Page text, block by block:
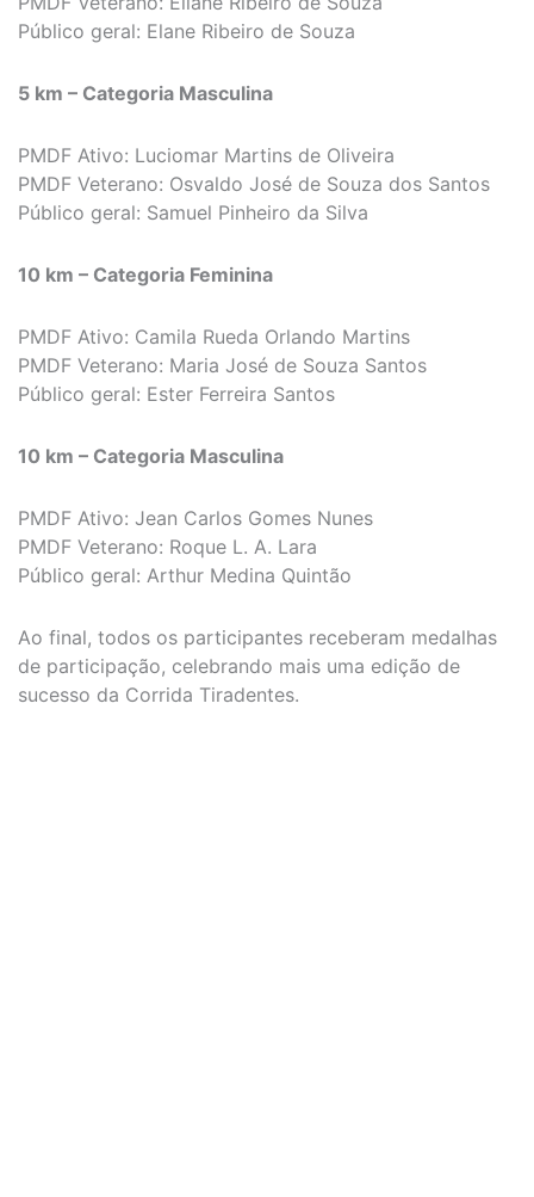
Público geral: Elane Ribeiro de Souza
5 km – Categoria Masculina
PMDF Ativo: Luciomar Martins de Oliveira
PMDF Veterano: Osvaldo José de Souza dos Santos
Público geral: Samuel Pinheiro da Silva
10 km – Categoria Feminina
PMDF Ativo: Camila Rueda Orlando Martins
PMDF Veterano: Maria José de Souza Santos
Público geral: Ester Ferreira Santos
10 km – Categoria Masculina
PMDF Ativo: Jean Carlos Gomes Nunes
PMDF Veterano: Roque L. A. Lara
Público geral: Arthur Medina Quintão
Ao final, todos os participantes receberam medalhas
de participação, celebrando mais uma edição de
sucesso da Corrida Tiradentes.